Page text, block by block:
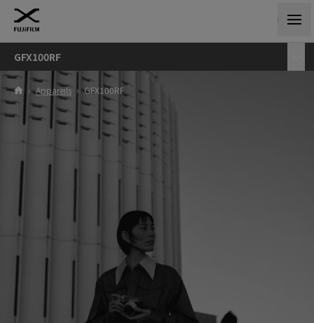
GFX100RF
› Appareils › GFX100RF